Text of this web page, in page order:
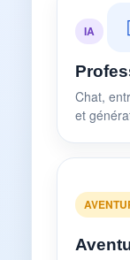
IA
Chat,
et